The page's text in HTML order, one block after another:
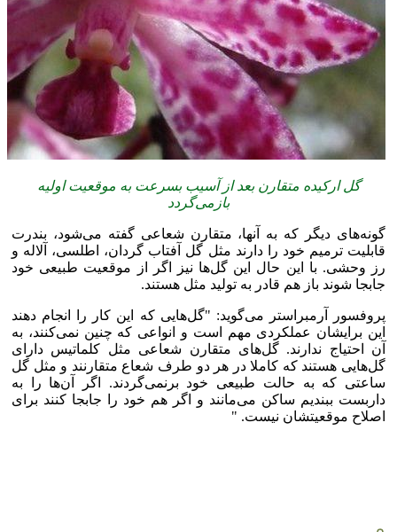
گل ارکیده متقارن بعد از آسیب بسرعت به موقعیت اولیه
بازمی‌گردد
گونه‌های دیگر که به آنها، متقارن شعاعی گفته می‌شود، بندرت
قابلیت ترمیم خود را دارند مثل گل آفتاب گردان، اطلسی، آلاله و
رز وحشی. با این حال این گل‌ها نیز اگر از موقعیت طبیعی خود
جابجا شوند باز هم قادر به تولید مثل هستند.
پروفسور آرمبراستر می‌گوید: "گل‌هایی که این کار را انجام دهند
این برایشان عملکردی مهم است و انواعی که چنین نمی‌کنند، به
آن احتیاج ندارند. گل‌های متقارن شعاعی مثل کلماتیس دارای
گل‌هایی هستند که کاملا در هر دو طرف شعاع متقارنند و مثل گل
ساعتی که به حالت طبیعی خود برنمی‌گردند. اگر آن‌ها را به
داربست ببندیم ساکن می‌مانند و اگر هم خود را جابجا کنند برای
اصلاح موقعیتشان نیست. "